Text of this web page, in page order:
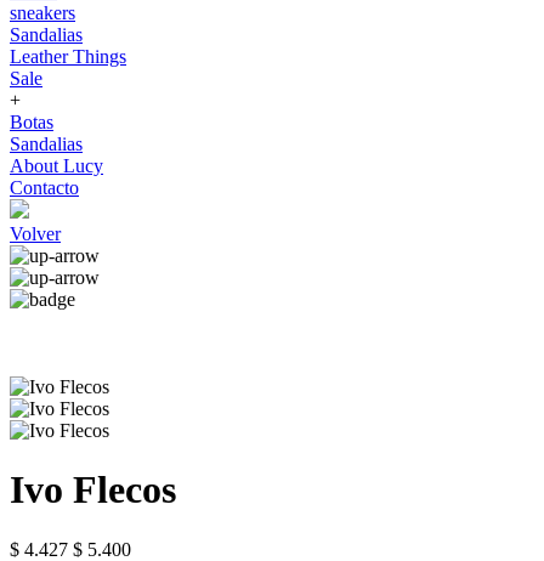
sneakers
Sandalias
Leather Things
Sale
+
Botas
Sandalias
About Lucy
Contacto
Volver
Ivo Flecos
$ 4.427 $ 5.400